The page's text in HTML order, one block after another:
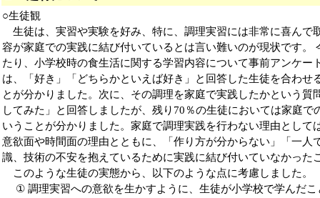
○生徒観
生徒は、実習や実験を好み、特に、調理実習には非常に喜んで
容が家庭での実践に結び付いているとは言い難いのが現状です。
たり、小学校時の食生活に関する学習内容について事前アンケー
は、「好き」「どちらかといえば好き」と回答した生徒を合わせ
とが分かりました。次に、その調理を家庭で実践したかという質
してみた」と回答しましたが、残り70％の生徒においては家庭
いうことが分かりました。家庭で調理実践を行わない理由として
意欲面や時間面の理由とともに、「作り方が分からない」「一人
識、技術の不安を抱えているために実践に結び付いていなかった
このような生徒の実態から、以下のような点に考慮しました。
① 調理実習への意欲を生かすように、生徒が小学校で学んだこ